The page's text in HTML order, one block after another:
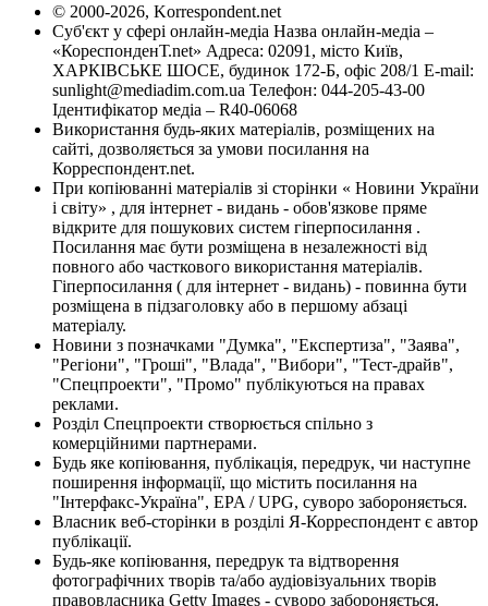
© 2000-2026, Korrespondent.net
Суб'єкт у сфері онлайн-медіа Назва онлайн-медіа –
«КореспонденТ.net» Адреса: 02091, місто Київ,
ХАРКІВСЬКЕ ШОСЕ, будинок 172-Б, офіс 208/1 E-mail:
sunlight@mediadim.com.ua Телефон: 044-205-43-00
Ідентифікатор медіа – R40-06068
Використання будь-яких матеріалів, розміщених на
сайті, дозволяється за умови посилання на
Корреспондент.net.
При копіюванні матеріалів зі сторінки « Новини України
і світу» , для інтернет - видань - обов'язкове пряме
відкрите для пошукових систем гіперпосилання .
Посилання має бути розміщена в незалежності від
повного або часткового використання матеріалів.
Гіперпосилання ( для інтернет - видань) - повинна бути
розміщена в підзаголовку або в першому абзаці
матеріалу.
Новини з позначками "Думка", "Експертиза", "Заява",
"Регіони", "Гроші", "Влада", "Вибори", "Тест-драйв",
"Спецпроекти", "Промо" публікуються на правах
реклами.
Розділ Спецпроекти створюється спільно з
комерційними партнерами.
Будь яке копіювання, публікація, передрук, чи наступне
поширення інформації, що містить посилання на
"Інтерфакс-Україна", EPA / UPG, суворо забороняється.
Власник веб-сторінки в розділі Я-Корреспондент є автор
публікації.
Будь-яке копіювання, передрук та відтворення
фотографічних творів та/або аудіовізуальних творів
правовласника Getty Images - суворо забороняється.